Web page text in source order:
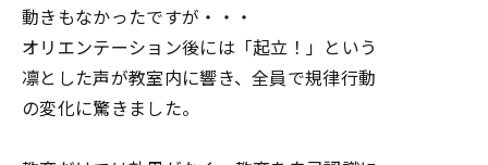
動きもなかったですが・・・
オリエンテーション後には「起立！」という
凛とした声が教室内に響き、全員で規律行動
の変化に驚きました。